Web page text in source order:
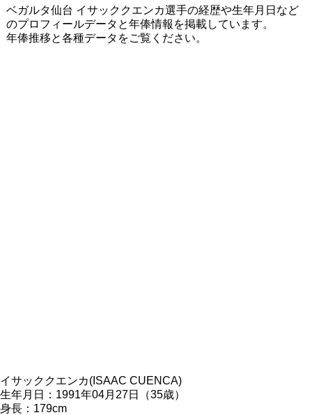
ベガルタ仙台 イサッククエンカ選手の経歴や生年月日など
のプロフィールデータと年俸情報を掲載しています。
年俸推移と各種データをご覧ください。
イサッククエンカ(ISAAC CUENCA)
生年月日：1991年04月27日（35歳）
身長：179cm